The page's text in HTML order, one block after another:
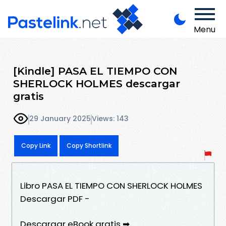
Menu
[Kindle] PASA EL TIEMPO CON
SHERLOCK HOLMES descargar
gratis
29 January 2025Views: 143
Copy Link Copy Shortlink
Libro PASA EL TIEMPO CON SHERLOCK HOLMES
Descargar PDF -